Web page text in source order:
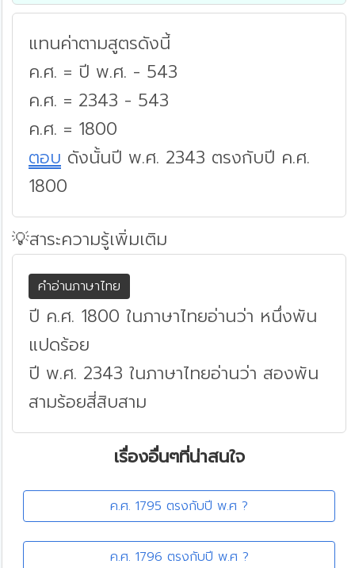
แทนค่าตามสูตรดังนี้
ค.ศ. = ปี พ.ศ. - 543
ค.ศ. = 2343 - 543
ค.ศ. = 1800
ตอบ ดังนั้นปี พ.ศ. 2343 ตรงกับปี ค.ศ.
1800
💡สาระความรู้เพิ่มเติม
คำอ่านภาษาไทย
ปี ค.ศ. 1800 ในภาษาไทยอ่านว่า หนึ่งพัน
แปดร้อย
ปี พ.ศ. 2343 ในภาษาไทยอ่านว่า สองพัน
สามร้อยสี่สิบสาม
เรื่องอื่นๆที่น่าสนใจ
ค.ศ. 1795 ตรงกับปี พ.ศ ?
ค.ศ. 1796 ตรงกับปี พ.ศ ?